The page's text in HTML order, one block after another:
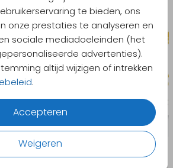
te bieden, ons
onze prestaties te analyseren en
sociale mediadoeleinden (het
advertenties).
altijd wijzigen of intrekken
.
Accepteren
Weigeren